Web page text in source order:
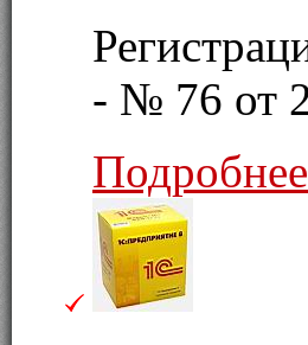
- № 76 от